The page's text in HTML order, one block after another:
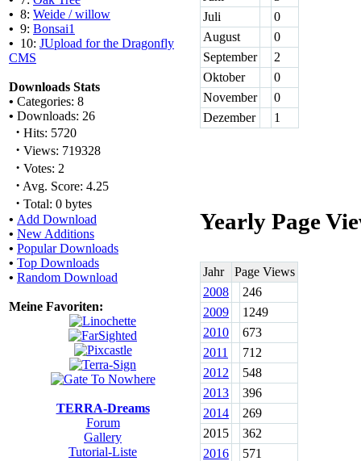
• 8: Weide / willow
• 9: Bonsai1
• 10: JUpload for the Dragonfly
CMS
Downloads Stats
• Categories: 8
• Downloads: 26
· Hits: 5720
· Views: 719328
· Votes: 2
· Avg. Score: 4.25
· Total: 0 bytes
• Add Download
• New Additions
• Popular Downloads
• Top Downloads
• Random Download
Meine Favoriten:
TERRA-Dreams
Forum
Gallery
Tutorial-Liste
Juli
0
August
0
September
2
Oktober
0
November
0
Dezember
1
Yearly Page
Jahr
Page Views
2008
246
2009
1249
2010
673
2011
712
2012
548
2013
396
2014
269
2015
362
2016
571